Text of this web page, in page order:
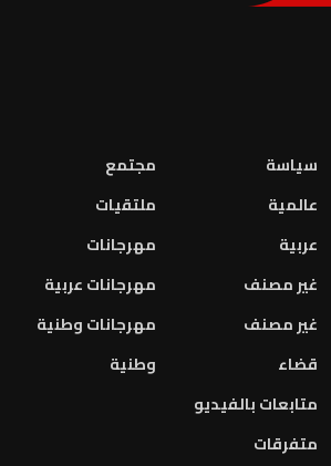
سياسة
عالمية
عربية
غير مصنف
غير مصنف
قضاء
متابعات بالفيديو
متفرقات
مجتمع
ملتقيات
مهرجانات
مهرجانات عربية
مهرجانات وطنية
وطنية